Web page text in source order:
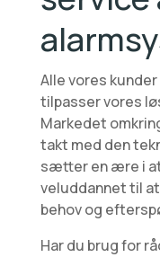
Alle vores
tilpasser vores
Markedet
takt med den
sætter en ære i
veluddannet til
behov og
Har du brug for